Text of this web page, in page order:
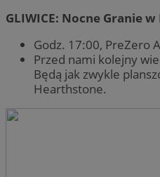
GLIWICE: Nocne Granie
Godz. 17:00, PreZero
Przed nami kolejny
Będą jak zwykle
Hearthstone.